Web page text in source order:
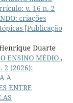
v. 16 n. 2
criações
[Publicação
Duarte
ENSINO MÉDIO ,
2 (2026):
A
ENTRE